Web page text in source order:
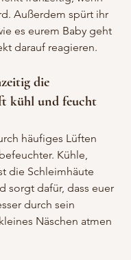
Außerdem spürt ihr
es eurem Baby geht
darauf reagieren.
die
kühl und feucht
häufiges Lüften
Kühle,
die Schleimhäute
sorgt dafür, dass euer
durch sein
Näschen atmen